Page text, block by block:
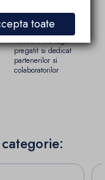
Parteneriate de
succes
Account manager
pregatit si dedicat
partenerilor si
colaboratorilor
toate